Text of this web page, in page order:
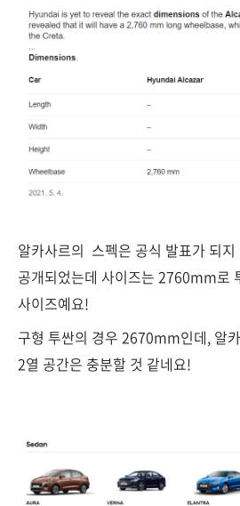
알카사르의 스펙은 공식 발표가 되
공개되었는데 사이즈는 2760mm로
사이즈예요!
구형 투싼의 경우 2670mm인데, 알
2열 공간은 충분할 것 같네요!